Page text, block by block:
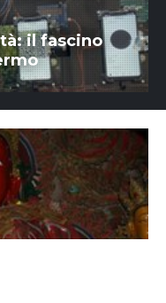
il fascino